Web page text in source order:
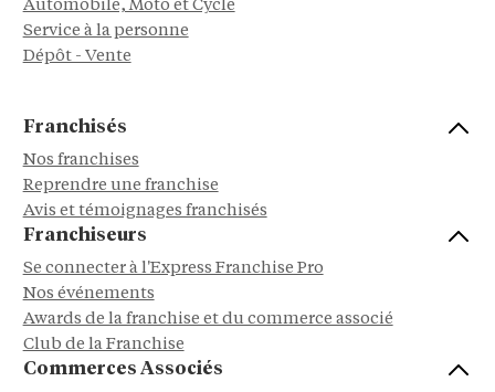
Automobile, Moto et Cycle
Service à la personne
Dépôt - Vente
Franchisés
Nos franchises
Reprendre une franchise
Avis et témoignages franchisés
Franchiseurs
Se connecter à l'Express Franchise Pro
Nos événements
Awards de la franchise et du commerce associé
Club de la Franchise
Commerces Associés